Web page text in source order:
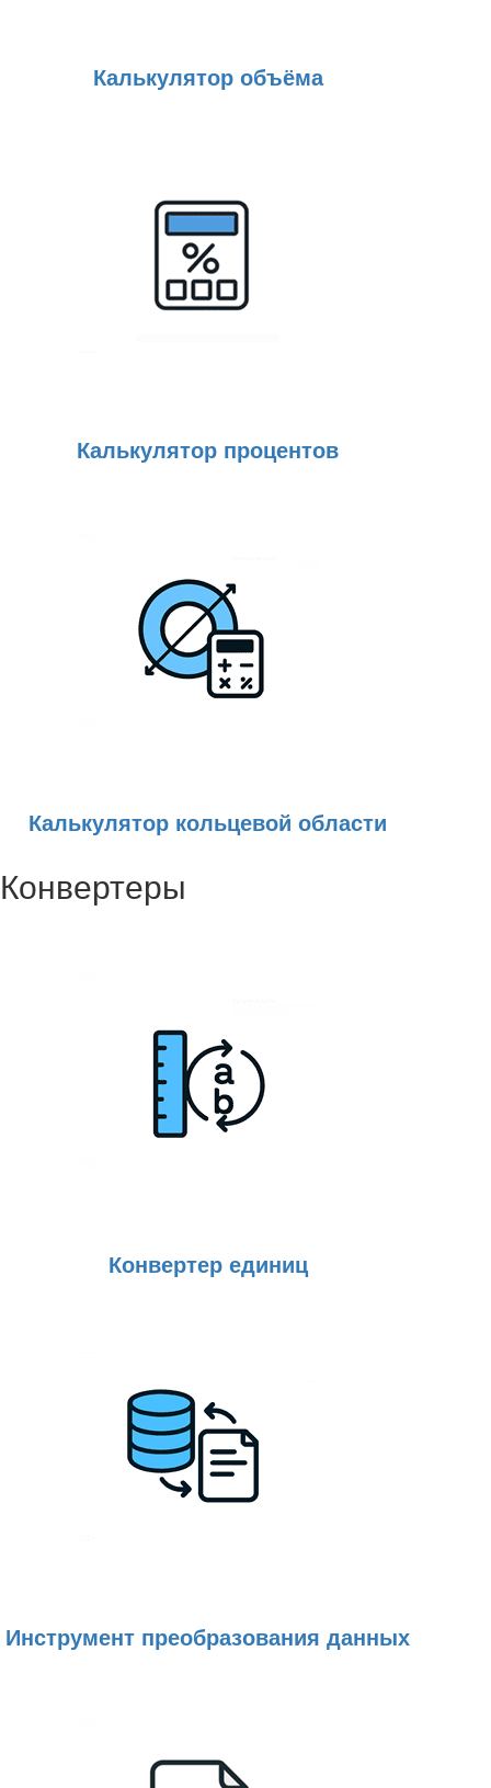
Калькулятор объёма
Калькулятор процентов
Калькулятор кольцевой области
Конвертеры
Конвертер единиц
Инструмент преобразования данных